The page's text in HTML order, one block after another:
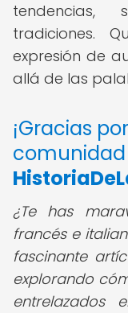
tradiciones.
expresión de
allá de las
¡Gracias
¿Te has
francés e
fascinante
explorando
entrelazados